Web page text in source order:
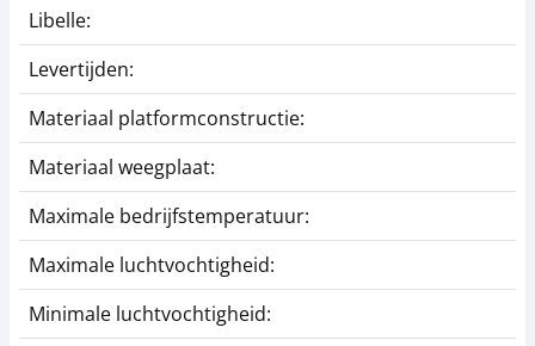
Libelle:
Levertijden:
Materiaal platformconstructie:
Materiaal weegplaat:
Maximale bedrijfstemperatuur:
Maximale luchtvochtigheid:
Minimale luchtvochtigheid: